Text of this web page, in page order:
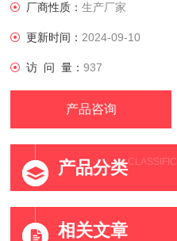
厂商性质：生产厂家
更新时间： 2024-09-10
访 问 量：937
产品咨询
产品分类
相关文章